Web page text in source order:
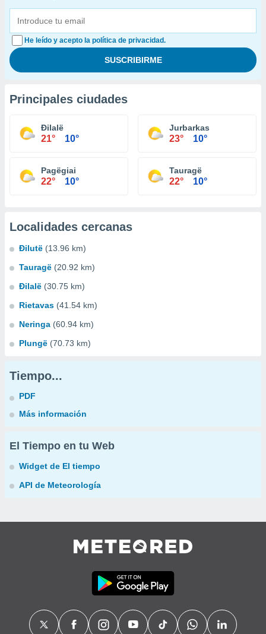
He leído y acepto la política de privacidad.
Principales ciudades
Ðilalë
21° 10°
Jurbarkas
23° 10°
Pagëgiai
22° 10°
Tauragë
22° 10°
Localidades cercanas
Ðilutë (13.96 km)
Tauragë (20.92 km)
Ðilalë (30.75 km)
Rietavas (41.54 km)
Neringa (60.94 km)
Plungë (70.73 km)
Tiempo...
PDF
Más información
El Tiempo en tu Web
Widget de El tiempo
API de Meteorología